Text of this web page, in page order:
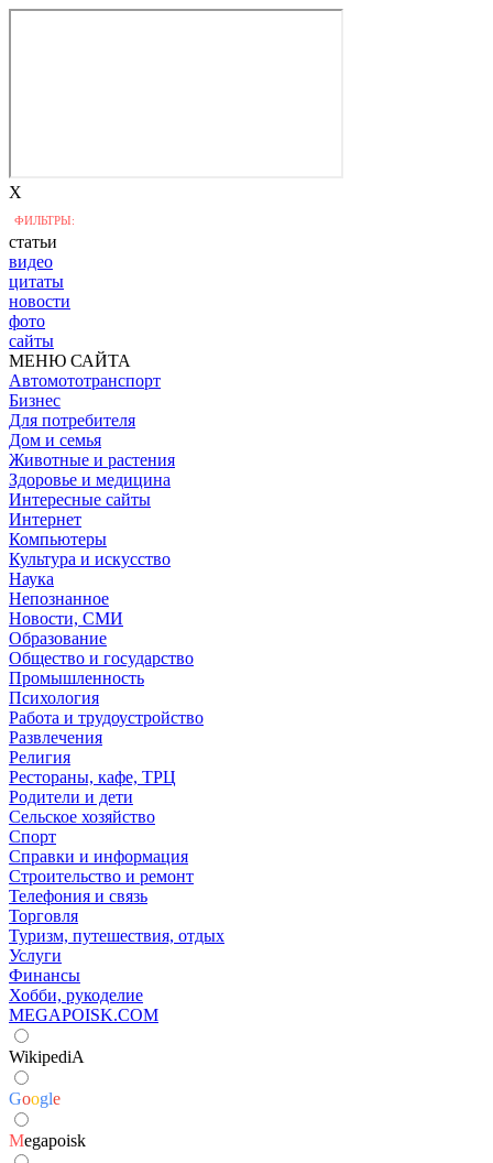
X
ФИЛЬТРЫ:
статьи
видео
цитаты
новости
фото
сайты
МЕНЮ САЙТА
Автомототранспорт
Бизнес
Для потребителя
Дом и семья
Животные и растения
Здоровье и медицина
Интересные сайты
Интернет
Компьютеры
Культура и искусство
Наука
Непознанное
Новости, СМИ
Образование
Общество и государство
Промышленность
Психология
Работа и трудоустройство
Развлечения
Религия
Рестораны, кафе, ТРЦ
Родители и дети
Сельское хозяйство
Спорт
Справки и информация
Строительство и ремонт
Телефония и связь
Торговля
Туризм, путешествия, отдых
Услуги
Финансы
Хобби, рукоделие
MEGAPOISK.COM
WikipediA
Google
Megapoisk